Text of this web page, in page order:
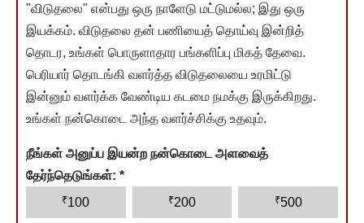
"விடுதலை" என்பது ஒரு நாளேடு மட்டுமல்ல; இது ஒரு
இயக்கம். விடுதலை தன் பணியைத் தொய்வு இன்றித்
தொடர, உங்கள் பொருளாதார பங்களிப்பு மிகத் தேவை.
பெரியார் தொடங்கி வளர்த்த விடுதலையை உரமிட்டு
இன்னும் வளர்க்க வேண்டிய கடமை நமக்கு இருக்கிறது.
உங்கள் நன்கொடை அந்த வளர்ச்சிக்கு உதவும்.
நீங்கள் அனுப்ப இயன்ற நன்கொடை அளவைத்
தேர்ந்தெடுங்கள்: *
₹100 ₹200 ₹500